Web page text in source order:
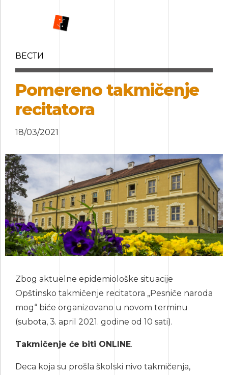
ВЕСТИ
Pomereno takmičenje
recitatora
18/03/2021
Zbog aktuelne epidemiološke situacije
Opštinsko takmičenje recitatora „Pesniče naroda
mog“ biće organizovano u novom terminu
(subota, 3. april 2021. godine od 10 sati).
Takmičenje će biti ONLINE.
Deca koja su prošla školski nivo takmičenja,